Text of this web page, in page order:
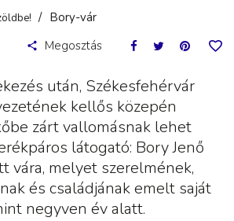
Bory-vár
Megosztás
után, Székesfehérvár
kellős közepén
zárt vallomásnak lehet
látogató: Bory Jenő
vára, melyet szerelmének,
és családjának emelt saját
negyven év alatt.